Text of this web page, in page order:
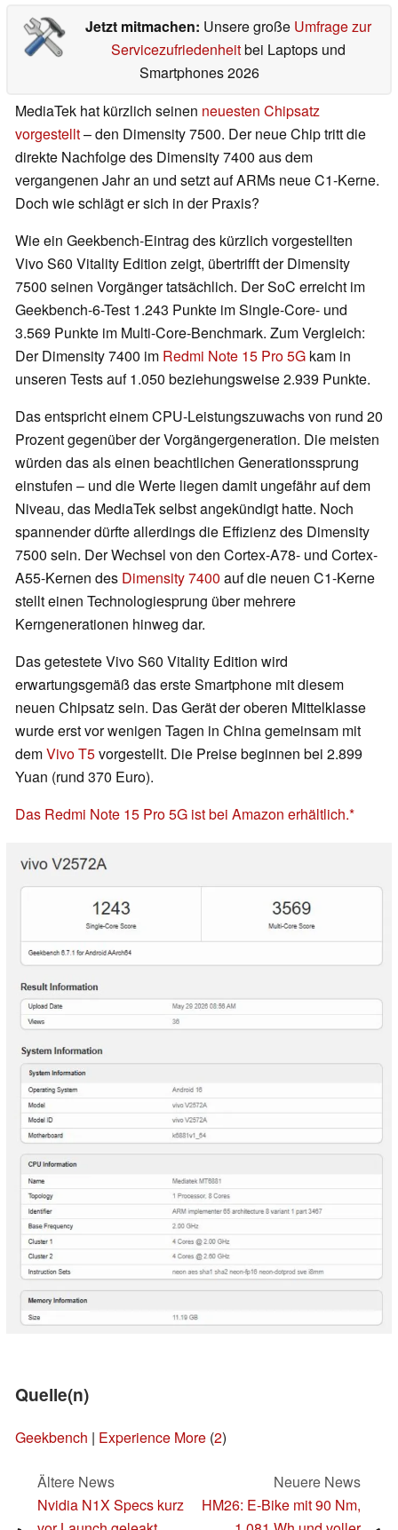
Jetzt mitmachen: Unsere große Umfrage zur
Servicezufriedenheitbei Laptops und
Smartphones 2026
MediaTek hat kürzlich seinen neuesten Chipsatz
vorgestellt– den Dimensity 7500. Der neue Chip tritt die
direkte Nachfolge des Dimensity 7400 aus dem
vergangenen Jahr an und setzt auf ARMs neue C1-Kerne.
Doch wie schlägt er sich in der Praxis?
Wie ein Geekbench-Eintrag des kürzlich vorgestellten
Vivo S60 Vitality Edition zeigt, übertrifft der Dimensity
7500 seinen Vorgänger tatsächlich. Der SoC erreicht im
Geekbench-6-Test 1.243 Punkte im Single-Core- und
3.569 Punkte im Multi-Core-Benchmark. Zum Vergleich:
Der Dimensity 7400 im Redmi Note 15 Pro 5G kam in
unseren Tests auf 1.050 beziehungsweise 2.939 Punkte.
Das entspricht einem CPU-Leistungszuwachs von rund 20
Prozent gegenüber der Vorgängergeneration. Die meisten
würden das als einen beachtlichen Generationssprung
einstufen – und die Werte liegen damit ungefähr auf dem
Niveau, das MediaTek selbst angekündigt hatte. Noch
spannender dürfte allerdings die Effizienz des Dimensity
7500 sein. Der Wechsel von den Cortex-A78- und Cortex-
A55-Kernen des Dimensity 7400 auf die neuen C1-Kerne
stellt einen Technologiesprung über mehrere
Kerngenerationen hinweg dar.
Das getestete Vivo S60 Vitality Edition wird
erwartungsgemäß das erste Smartphone mit diesem
neuen Chipsatz sein. Das Gerät der oberen Mittelklasse
wurde erst vor wenigen Tagen in China gemeinsam mit
demVivo T5vorgestellt. Die Preise beginnen bei 2.899
Yuan (rund 370 Euro).
Das Redmi Note 15 Pro 5G ist bei Amazon erhältlich.
Quelle(n)
Geekbench | Experience More (2)
Ältere News
Nvidia N1X Specs kurz
Neuere News
HM26: E-Bike mit 90 Nm,